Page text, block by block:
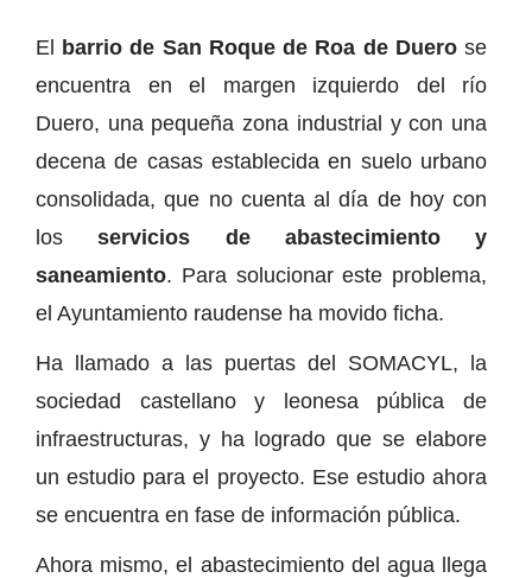
El barrio de San Roque de Roa de Duerose
encuentra en el margen izquierdo del río
Duero, una pequeña zona industrial y con una
decena de casas establecida en suelo urbano
consolidada, que no cuenta al día de hoy con
losservicios de abastecimiento y
saneamiento. Para solucionar este problema,
el Ayuntamiento raudense ha movido ficha.
Ha llamado a las puertas del SOMACYL, la
sociedad castellano y leonesa pública de
infraestructuras, y ha logrado que se elabore
un estudio para el proyecto. Ese estudio ahora
se encuentra en fase de información pública.
Ahora mismo, el abastecimiento del agua llega